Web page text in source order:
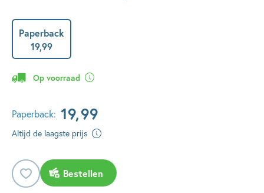
Paperback
19,99
Op voorraad
Paperback: 19,99
Altijd de laagste prijs
Bestellen